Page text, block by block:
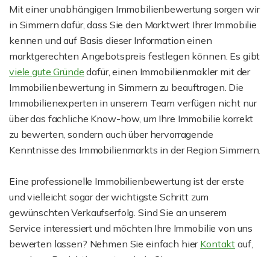
Mit einer unabhängigen Immobilienbewertung sorgen wir
in Simmern dafür, dass Sie den Marktwert Ihrer Immobilie
kennen und auf Basis dieser Information einen
marktgerechten Angebotspreis festlegen können. Es gibt
viele gute Gründe dafür, einen Immobilienmakler mit der
Immobilienbewertung in Simmern zu beauftragen. Die
Immobilienexperten in unserem Team verfügen nicht nur
über das fachliche Know-how, um Ihre Immobilie korrekt
zu bewerten, sondern auch über hervorragende
Kenntnisse des Immobilienmarkts in der Region Simmern.
Eine professionelle Immobilienbewertung ist der erste
und vielleicht sogar der wichtigste Schritt zum
gewünschten Verkaufserfolg. Sind Sie an unserem
Service interessiert und möchten Ihre Immobilie von uns
bewerten lassen? Nehmen Sie einfach hier Kontakt auf,